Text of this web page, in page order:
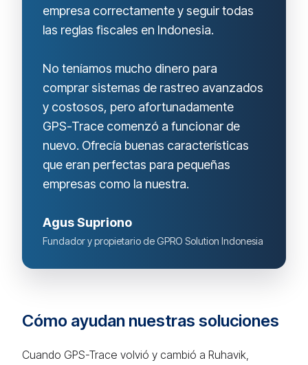
empresa correctamente y seguir todas
las reglas fiscales en Indonesia.
No teníamos mucho dinero para
comprar sistemas de rastreo avanzados
y costosos, pero afortunadamente
GPS-Trace comenzó a funcionar de
nuevo. Ofrecía buenas características
que eran perfectas para pequeñas
empresas como la nuestra.
Agus Supriono
Fundador y propietario de GPRO Solution Indonesia
Cómo ayudan nuestras soluciones
Cuando GPS-Trace volvió y cambió a Ruhavik,